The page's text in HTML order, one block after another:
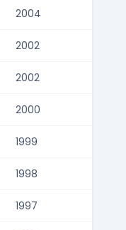
2004
2002
2002
2000
1999
1998
1997